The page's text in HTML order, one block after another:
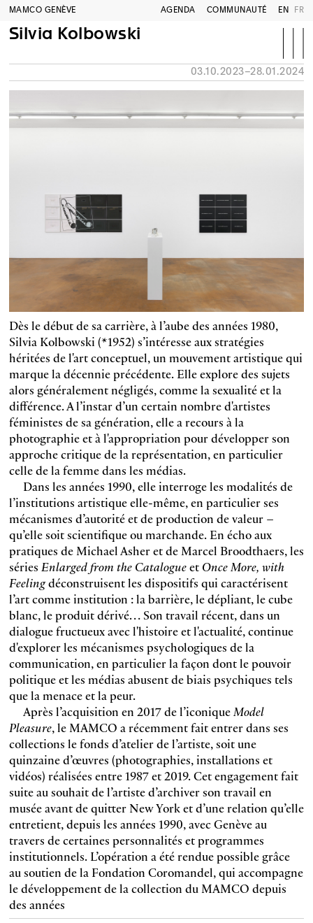
MAMCO GENÈVE AGENDA COMMUNAUTÉ EN FR
Silvia Kolbowski
03.10.2023–28.01.2024
Dès le début de sa carrière, à l’aube des années 1980,
Silvia Kolbowski (*1952) s’intéresse aux stratégies
héritées de l'art conceptuel, un mouvement artistique qui
marque la décennie précédente. Elle explore des sujets
alors généralement négligés, comme la sexualité et la
différence. A l’instar d’un certain nombre d'artistes
féministes de sa génération, elle a recours à la
photographie et à l'appropriation pour développer son
approche critique de la représentation, en particulier
celle de la femme dans les médias.
Dans les années 1990, elle interroge les modalités de
l’institutions artistique elle-même, en particulier ses
mécanismes d’autorité et de production de valeur –
qu’elle soit scientifique ou marchande. En écho aux
pratiques de Michael Asher et de Marcel Broodthaers, les
séries Enlarged from the Catalogueet Once More, with
Feelingdéconstruisent les dispositifs qui caractérisent
l’art comme institution : la barrière, le dépliant, le cube
blanc, le produit dérivé… Son travail récent, dans un
dialogue fructueux avec l'histoire et l'actualité, continue
d'explorer les mécanismes psychologiques de la
communication, en particulier la façon dont le pouvoir
politique et les médias abusent de biais psychiques tels
que la menace et la peur.
Après l’acquisition en 2017 de l’iconiqueModel
Pleasure, le MAMCO a récemment fait entrer dans ses
collections le fonds d’atelier de l’artiste, soit une
quinzaine d’œuvres (photographies, installations et
vidéos) réalisées entre 1987 et 2019. Cet engagement fait
suite au souhait de l’artiste d’archiver son travail en
musée avant de quitter New York et d’une relation qu’elle
entretient, depuis les années 1990, avec Genève au
travers de certaines personnalités et programmes
institutionnels. L’opération a été rendue possible grâce
au soutien de la Fondation Coromandel, qui accompagne
le développement de la collection du MAMCO depuis
des années